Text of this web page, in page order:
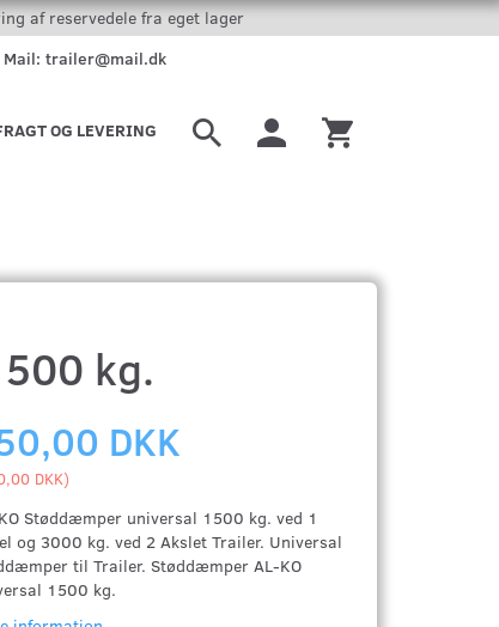
af reservedele fra eget lager
trailer@mail.dk
OG LEVERING
kg.
DKK
DKK)
Støddæmper universal 1500 kg. ved 1
og 3000 kg. ved 2 Akslet Trailer. Universal
til Trailer. Støddæmper AL-KO
1500 kg.